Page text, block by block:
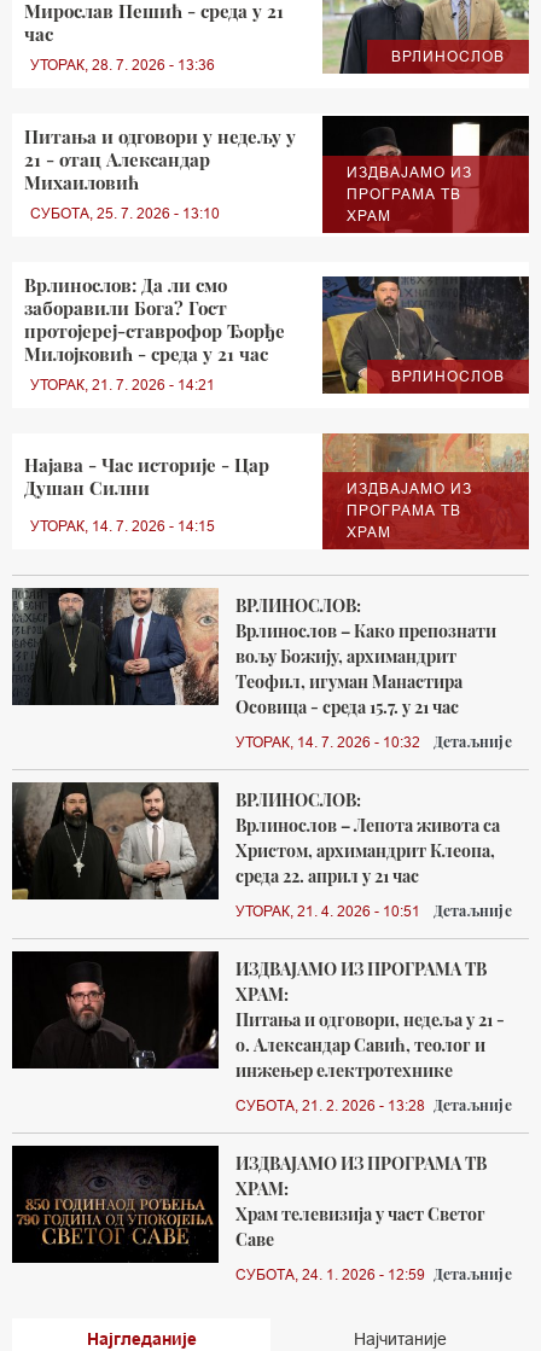
ВРЛИНОСЛОВ
Мирослав Пешић - среда у 21
час
УТОРАК, 28. 7. 2026 - 13:36
ИЗДВАЈАМО ИЗ
ПРОГРАМА ТВ
ХРАМ
Питања и одговори у недељу у
21 - отац Александар
Михаиловић
СУБОТА, 25. 7. 2026 - 13:10
ВРЛИНОСЛОВ
Врлинослов: Да ли смо
заборавили Бога? Гост
протојереј-ставрофор Ђорђе
Милојковић - среда у 21 час
УТОРАК, 21. 7. 2026 - 14:21
ИЗДВАЈАМО ИЗ
ПРОГРАМА ТВ
ХРАМ
Најава - Час историје - Цар
Душан Силни
УТОРАК, 14. 7. 2026 - 14:15
ВРЛИНОСЛОВ:
Врлинослов – Како препознати
вољу Божију, архимандрит
Теофил, игуман Манастира
Осовица - среда 15.7. у 21 час
УТОРАК, 14. 7. 2026 - 10:32 Детаљније
ВРЛИНОСЛОВ:
Врлинослов – Лепота живота са
Христом, архимандрит Клеопа,
среда 22. април у 21 час
УТОРАК, 21. 4. 2026 - 10:51 Детаљније
ИЗДВАЈАМО ИЗ ПРОГРАМА ТВ
ХРАМ:
Питања и одговори, недеља у 21 -
о. Александар Савић, теолог и
инжењер електротехнике
СУБОТА, 21. 2. 2026 - 13:28 Детаљније
ИЗДВАЈАМО ИЗ ПРОГРАМА ТВ
ХРАМ:
Храм телевизија у част Светог
Саве
СУБОТА, 24. 1. 2026 - 12:59 Детаљније
Најгледаније Најчитаније